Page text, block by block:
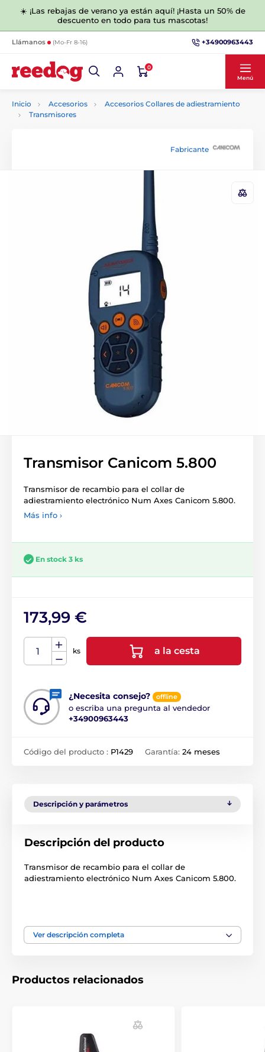
☀️ ¡Las rebajas de verano ya están aquí! ¡Hasta un 50% de
descuento en todo para tus mascotas!
Llámanos (Mo-Fr 8-16) +34900963443
0
Menú
Inicio Accesorios
Accesorios Collares de adiestramiento
Transmisores
Fabricante
Transmisor Canicom 5.800
Transmisor de recambio para el collar de
adiestramiento electrónico Num Axes Canicom 5.800.
Más info ›
En stock 3 ks
173,99 €
ks a la cesta
¿Necesita consejo? offline
o escriba una pregunta al vendedor
+34900963443
Código del producto : P1429 Garantía: 24 meses
Descripción y parámetros
Descripción del producto
Transmisor de recambio para el collar de
adiestramiento electrónico Num Axes Canicom 5.800.
únicamente con los accesorios Canicom adquiridos en
la UE. Si nos compra accesorios para un producto ya
frecuencias diferentes.
previo aviso. Las imágenes tienen únicamente
carácter ilustrativo.
Ver descripción completa
Productos relacionados